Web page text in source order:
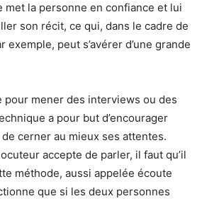
met la personne en confiance et lui
son récit, ce qui, dans le cadre de
exemple, peut s’avérer d’une grande
pour mener des interviews ou des
a pour but d’encourager
cerner au mieux ses attentes.
accepte de parler, il faut qu’il
méthode, aussi appelée écoute
que si les deux personnes